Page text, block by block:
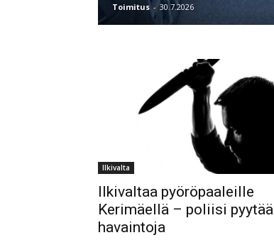
Toimitus - 30.7.2026
Ilkivalta
Ilkivaltaa pyöröpaaleille
Kerimäellä – poliisi pyytää
havaintoja